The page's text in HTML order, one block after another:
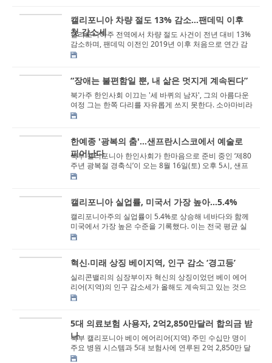
캘리포니아 차량 절도 13% 감소…팬데믹 이후
첫 감소세
캘리포니아주 전역에서 차량 절도 사건이 전년 대비 13%
감소하며, 팬데믹 이전인 2019년 이후 처음으로 연간 감
소세를 기록했다. 23일 캘리포니아 주...
“장애는 불편함일 뿐, 내 삶은 멋지게 계속된다”
북가주 한인사회 이끄는 '세 바퀴의 남자', 그의 아름다운
여정 그는 한쪽 다리를 자유롭게 쓰지 못한다. 소아마비라
는 현실은 어릴 적부터 그...
한예종 '광복의 춤'...샌프란시스코에서 예술로
피어난다
북부 캘리포니아 한인사회가 한마음으로 준비 중인 ‘제80
주년 광복절 경축식’이 오는 8월 16일(토) 오후 5시, 샌프
란시스코 시청 중앙홀에...
캘리포니아 실업률, 미국서 가장 높아...5.4%
캘리포니아주의 실업률이 5.4%로 상승해 네바다와 함께
미국에서 가장 높은 수준을 기록했다. 이는 전국 평균 실
업률인 4.1%를 크게 웃도는 수치다 20...
혁신⸳미래 상징 베이지역, 인구 감소 ‘경고등’
실리콘밸리의 심장부이자 혁신의 상징이었던 베이 에어
리어(지역)의 인구 감소세가 올해도 계속되고 있는 것으
로 나타났다. 17일 더 머큐리 뉴스의 보...
5대 의료보험 사용자, 2억2,850만달러 합의금 받
나
북부 캘리포니아 베이 에어리어(지역) 주민 수십만 명이
주요 병원 시스템과 5대 보험사에 연루된 2억 2,850만 달
러 규모의 반독점 집단소송 합의금 지...